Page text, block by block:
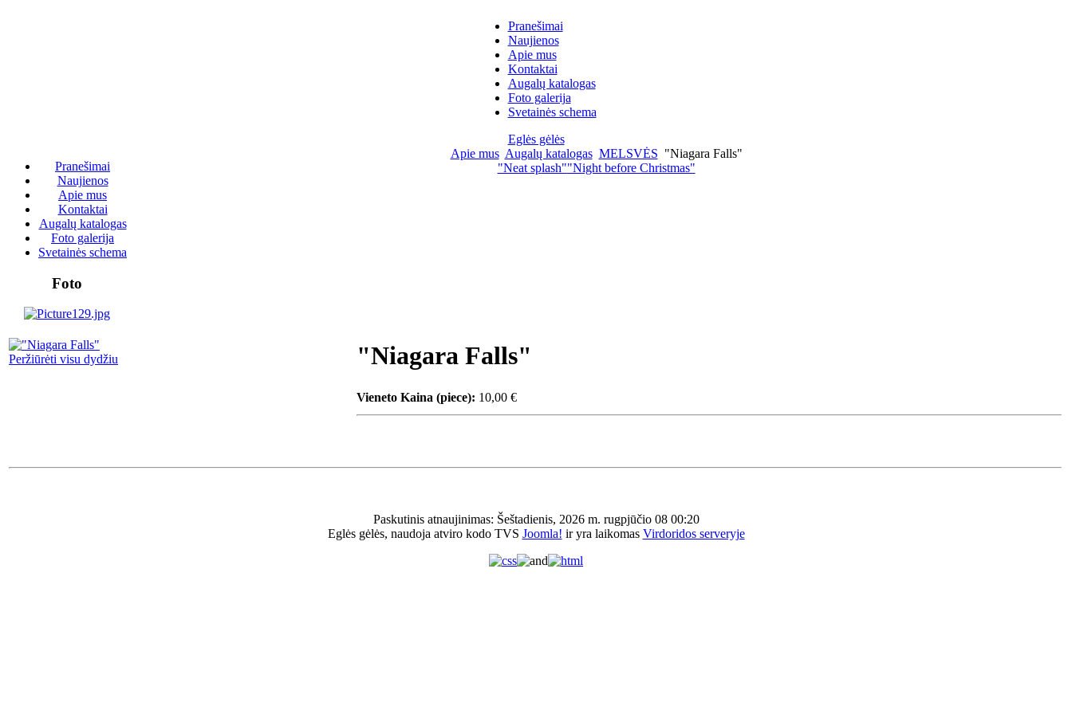
Pranešimai
Naujienos
Apie mus
Kontaktai
Augalų katalogas
Foto galerija
Svetainės schema
Eglės gėlės
Pranešimai
Naujienos
Apie mus
Kontaktai
Augalų katalogas
Foto galerija
Svetainės schema
Foto
Apie mus Augalų katalogas MELSVĖS "Niagara Falls"
"Neat splash""Night before Christmas"
Peržiūrėti visu dydžiu "Niagara Falls"
Vieneto Kaina (piece): 10,00 €
Paskutinis atnaujinimas: Šeštadienis, 2026 m. rugpjūčio 08 00:20
Eglės gėlės, naudoja atviro kodo TVS Joomla! ir yra laikomas Virdoridos serveryje